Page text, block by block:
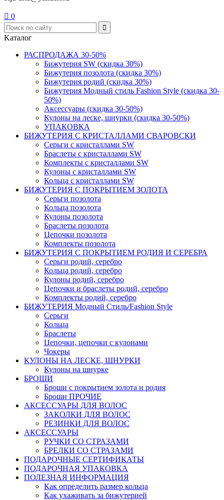
 0
Kаталог
РАСПРОДАЖА 30-50%
Бижутерия SW (скидка 30%)
Бижутерия позолота (скидка 30%)
Бижутерия родий (скидка 30%)
Бижутерия Модный стиль Fashion Style (скидка 30-
50%)
Аксессуары (скидка 30-50%)
Кулоны на леске, шнурки (скидка 30-50%)
УПАКОВКА
БИЖУТЕРИЯ С КРИСТАЛЛАМИ СВАРОВСКИ
Серьги с кристаллами SW
Браслеты с кристаллами SW
Комплекты c кристаллами SW
Кулоны с кристаллами SW
Кольца с кристаллами SW
БИЖУТЕРИЯ С ПОКРЫТИЕМ ЗОЛОТА
Серьги позолота
Кольца позолота
Кулоны позолота
Браслеты позолота
Цепочки позолота
Комплекты позолота
БИЖУТЕРИЯ С ПОКРЫТИЕМ РОДИЯ И СЕРЕБРА
Серьги родий, серебро
Кольца родий, серебро
Кулоны родий, серебро
Цепочки и браслеты родий, серебро
Комплекты родий, серебро
БИЖУТЕРИЯ Модный Стиль/Fashion Style
Серьги
Кольца
Браслеты
Цепочки, цепочки с кулонами
Чокеры
КУЛОНЫ НА ЛЕСКЕ, ШНУРКИ
Кулоны на шнурке
БРОШИ
Броши с покрытием золота и родия
Броши ПРОЧИЕ
АКСЕССУАРЫ ДЛЯ ВОЛОС
ЗАКОЛКИ ДЛЯ ВОЛОС
РЕЗИНКИ ДЛЯ ВОЛОС
АКСЕССУАРЫ
РУЧКИ СО СТРАЗАМИ
БРЕЛКИ СО СТРАЗАМИ
ПОДАРОЧНЫЕ СЕРТИФИКАТЫ
ПОДАРОЧНАЯ УПАКОВКА
ПОЛЕЗНАЯ ИНФОРМАЦИЯ
Как определить размер кольца
Как ухаживать за бижутерией